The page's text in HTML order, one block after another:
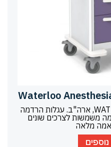
עגלות הרדמה תוצרת WATERLOO, ארה"ב. עגלות הרדמה
משמשות לצרכים שונים
מלאה